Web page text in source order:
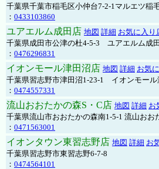
千葉県千葉市稲毛区小仲台7-2-1マルエツ稲
： 0433103860
ユアエルム成田店 地図 詳細 お気に入り
千葉県成田市公津の杜4-5-3 ユアエルム成
： 0476296831
イオンモール津田沼店 地図 詳細 お気
千葉県習志野市津田沼1-23-1 イオンモール
： 0474557331
流山おおたかの森S・C店 地図 詳細 お
千葉県流山市おおたかの森南1-5-1 流山おお
： 0471563001
イオンタウン東習志野店 地図 詳細 お
千葉県習志野市東習志野6-7-8
： 0474564101